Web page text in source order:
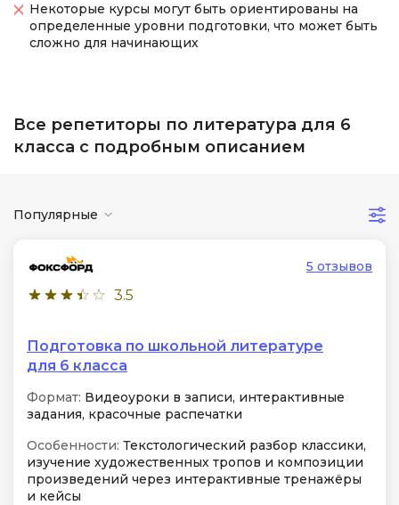
Некоторые курсы могут быть ориентированы на
определенные уровни подготовки, что может быть
сложно для начинающих
Все репетиторы по литература для 6
класса с подробным описанием
Популярные
3.5
5 отзывов
Подготовка по школьной литературе
для 6 класса
Формат: Видеоуроки в записи, интерактивные
задания, красочные распечатки
Особенности: Текстологический разбор классики,
изучение художественных тропов и композиции
произведений через интерактивные тренажёры
и кейсы